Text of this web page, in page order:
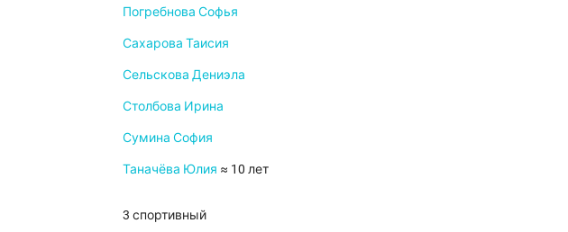
Погребнова Софья
Сахарова Таисия
Сельскова Дениэла
Столбова Ирина
Сумина София
Таначёва Юлия ≈ 10 лет
3 спортивный